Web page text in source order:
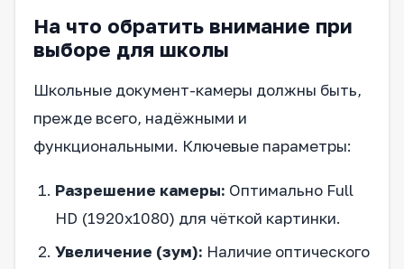
На что обратить внимание при
выборе для школы
Школьные документ-камеры должны быть,
прежде всего, надёжными и
функциональными. Ключевые параметры:
Разрешение камеры: Оптимально Full
HD (1920x1080) для чёткой картинки.
Увеличение (зум): Наличие оптического